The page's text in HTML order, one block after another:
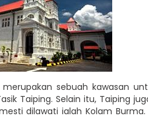
sebuah kawasan
Taiping. Selain itu, Taiping
dilawati ialah Kolam